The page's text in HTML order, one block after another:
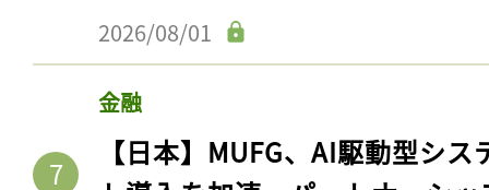
2026/08/01
金融
【日本】MUFG、AI駆動型シ